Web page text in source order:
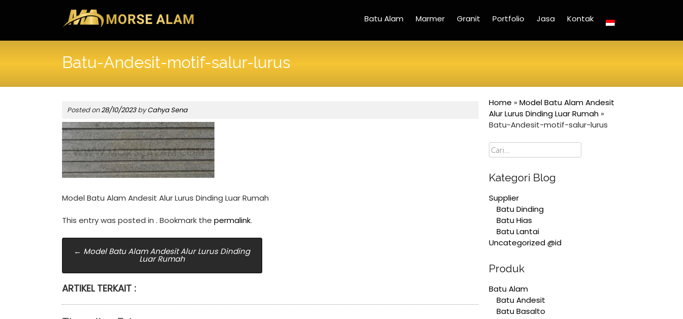
Batu Alam Marmer Granit Portfolio Jasa Kontak
Batu-Andesit-motif-salur-lurus
Posted on28/10/2023byCahya Sena
Model Batu Alam Andesit Alur Lurus Dinding Luar Rumah
This entry was posted in . Bookmark the permalink.
Post
navigation
← Model Batu Alam Andesit Alur Lurus Dinding
Luar Rumah
ARTIKEL TERKAIT :
Home » Model Batu Alam Andesit
Alur Lurus Dinding Luar Rumah »
Batu-Andesit-motif-salur-lurus
Cari
Kategori Blog
Supplier
Batu Dinding
Batu Hias
Batu Lantai
Uncategorized @id
Produk
Batu Alam
Batu Andesit
Batu Basalto